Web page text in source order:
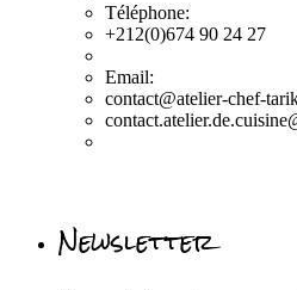
Téléphone:
+212(0)674 90 24 27
Email:
contact@atelier-chef-
Newsletter